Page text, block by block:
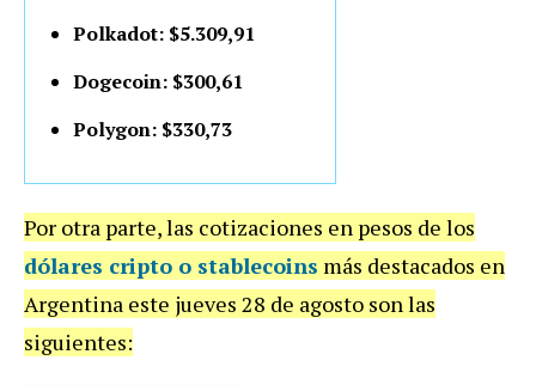
Polkadot: $5.309,91
Dogecoin: $300,61
Polygon: $330,73
Por otra parte, las cotizaciones en pesos de los
dólares cripto o stablecoins más destacados en
Argentina este jueves 28 de agosto son las
siguientes: